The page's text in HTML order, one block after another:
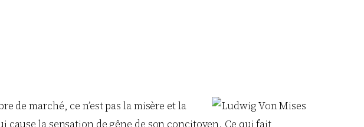
de marché, ce n’est pas la misère et la
cause la sensation de gêne de son concitoyen. Ce qui fait